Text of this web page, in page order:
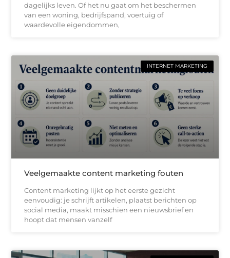
dagelijks leven. Of het nu gaat om het beschermen
van een woning, bedrijfspand, voertuig of
waardevolle eigendommen,
INTERNET MARKETING
Veelgemaakte content marketing fouten
Content marketing lijkt op het eerste gezicht
eenvoudig: je schrijft artikelen, plaatst berichten op
social media, maakt misschien een nieuwsbrief en
hoopt dat mensen vanzelf